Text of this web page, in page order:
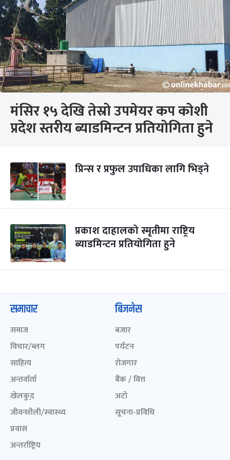
मंसिर १५ देखि तेस्रो उपमेयर कप कोशी
प्रदेश स्तरीय ब्याडमिन्टन प्रतियोगिता हुने
प्रिन्स र प्रफुल उपाधिका लागि भिड्ने
प्रकाश दाहालको स्मृतीमा राष्ट्रिय
ब्याडमिन्टन प्रतियोगिता हुने
समाचार
समाज
विचार/ब्लग
साहित्य
अन्तर्वार्ता
खेलकुद़़
जीवनशैली/स्वास्थ्य
प्रवास
अन्तर्राष्ट्रिय
बिजनेस
बजार
पर्यटन
रोजगार
बैंक / वित्त
अटो
सूचना-प्रविधि